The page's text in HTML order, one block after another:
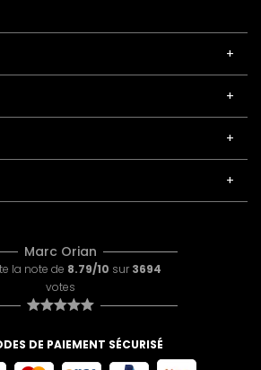
Marc Orian
la note de 8.79/10 sur 3694
votes
DE PAIEMENT SÉCURISÉ